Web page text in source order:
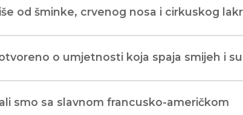
od šminke, crvenog nosa i cirkuskog
o umjetnosti koja spaja smijeh i
smo sa slavnom francusko-američkom